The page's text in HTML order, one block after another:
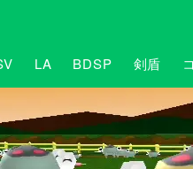
LA BDSP 剣盾